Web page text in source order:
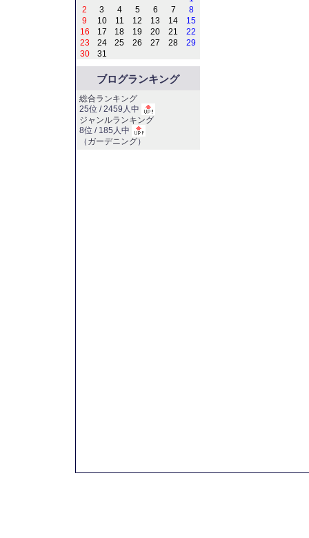
2
3 4 5 6 7
8
9
10 11 12 13 14
15
16
17 18 19 20 21
22
23
24 25 26 27 28
29
30
31
ブログランキング
総合ランキング
25位 / 2459人中
ジャンルランキング
8位 / 185人中
（ ガーデニング）